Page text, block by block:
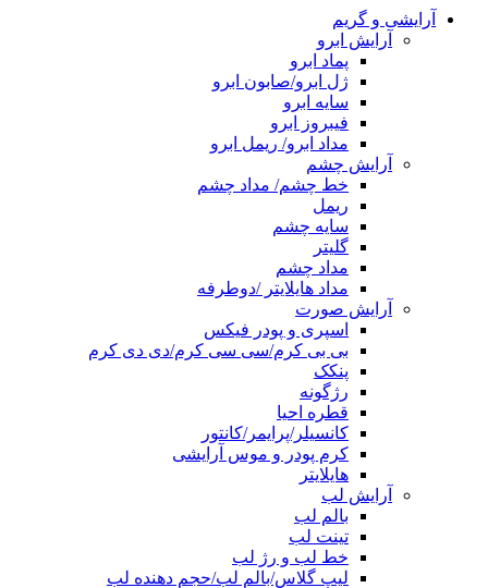
آرایشی و گریم
آرایش ابرو
پماد ابرو
ژل ابرو/صابون ابرو
سایه ابرو
فیبروز ابرو
مداد ابرو/ ریمل ابرو
آرایش چشم
خط چشم/ مداد چشم
ریمل
سایه چشم
گلیتر
مداد چشم
مداد هایلایتر /دوطرفه
آرایش صورت
اسپری و پودر فیکس
بی بی کرم/سی سی کرم/دی دی کرم
پنکک
رژگونه
قطره احیا
کانسیلر/پرایمر/کانتور
کرم پودر و موس آرایشی
هایلایتر
آرایش لب
بالم لب
تینت لب
خط لب و رژ لب
لیپ گلاس/بالم لب/حجم دهنده لب